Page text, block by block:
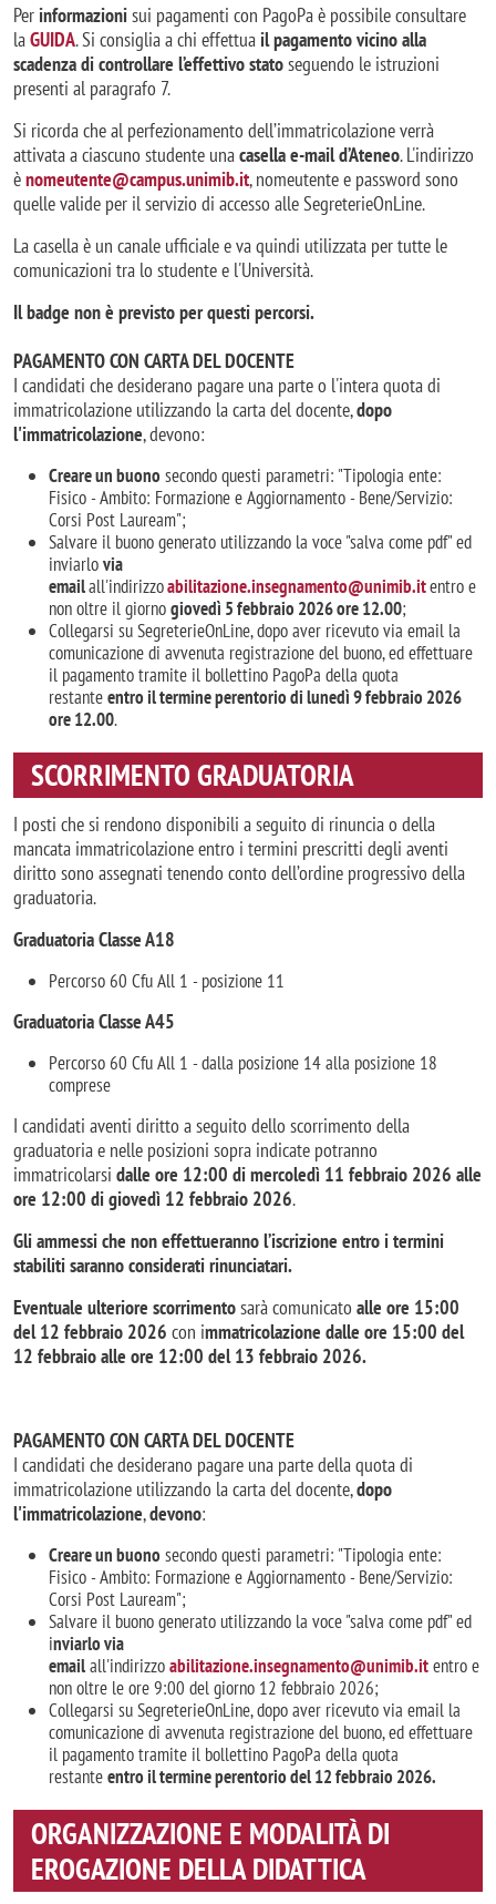
​Perinformazionisui pagamenti con PagoPa è possibile consultare
laGUIDA. Si consiglia a chi effettuail pagamento vicino alla
scadenza di controllare l’effettivo statoseguendo le istruzioni
presenti al paragrafo 7.
Si ricorda che al perfezionamento dell’immatricolazione verrà
attivata a ciascuno studente unacasella e-mail d’Ateneo. L'indirizzo
ènomeutente@campus.unimib.it, nomeutente e password sono
quelle valide per il servizio di accesso alle SegreterieOnLine.
La casella è un canale ufficiale e va quindi utilizzata per tutte le
comunicazioni tra lo studente e l'Università.
Il badge non è previsto per questi percorsi.
PAGAMENTO CON CARTA DEL DOCENTE
I candidati che desiderano pagare una parte o l'intera quota di
immatricolazione utilizzando la carta del docente,dopo
l'immatricolazione, devono:
Creare un buonosecondo questi parametri: "Tipologia ente:
Fisico - Ambito: Formazione e Aggiornamento - Bene/Servizio:
Corsi Post Lauream";
Salvare il buono generato utilizzando la voce "salva come pdf" ed
inviarlovia
emailall'indirizzoabilitazione.insegnamento@unimib.itentro e
non oltre il giornogiovedì 5 febbraio 2026 ore 12.00;
Collegarsi su SegreterieOnLine, dopo aver ricevuto via email la
comunicazione di avvenuta registrazione del buono, ed effettuare
il pagamento tramite il bollettino PagoPa della quota
restanteentro il termine perentorio di lunedì 9 febbraio 2026
ore 12.00.
SCORRIMENTO GRADUATORIA
I posti che si rendono disponibili a seguito di rinuncia o della
mancata immatricolazione entro i termini prescritti degli aventi
diritto sono assegnati tenendo conto dell’ordine progressivo della
graduatoria.
Graduatoria Classe A18
Percorso 60 Cfu All 1 - posizione 11
Graduatoria Classe A45
Percorso 60 Cfu All 1 - dalla posizione 14 alla posizione 18
comprese
I candidati aventi diritto a seguito dello scorrimento della
graduatoria e nelle posizioni sopra indicate potranno
immatricolarsi dalle ore 12:00 di mercoledì 11 febbraio 2026 alle
ore 12:00 di giovedì 12 febbraio 2026.
Gli ammessi che non effettueranno l’iscrizione entro i termini
stabiliti saranno considerati rinunciatari.
Eventuale ulteriore scorrimentosarà comunicato alle ore 15:00
del 12 febbraio 2026 con immatricolazione dalle ore 15:00 del
12 febbraio alle ore 12:00 del 13 febbraio 2026.
PAGAMENTO CON CARTA DEL DOCENTE
I candidati che desiderano pagare una parte della quota di
immatricolazione utilizzando la carta del docente,dopo
l'immatricolazione,devono:
Creare un buonosecondo questi parametri: "Tipologia ente:
Fisico - Ambito: Formazione e Aggiornamento - Bene/Servizio:
Corsi Post Lauream";
Salvare il buono generato utilizzando la voce "salva come pdf" ed
inviarlo via
emailall'indirizzoabilitazione.insegnamento@unimib.itentro e
non oltre le ore 9:00 del giorno 12 febbraio 2026;
Collegarsi su SegreterieOnLine, dopo aver ricevuto via email la
comunicazione di avvenuta registrazione del buono, ed effettuare
il pagamento tramite il bollettino PagoPa della quota
restanteentro il termine perentorio del 12 febbraio 2026.
ORGANIZZAZIONE E MODALITÀ DI
EROGAZIONE DELLA DIDATTICA